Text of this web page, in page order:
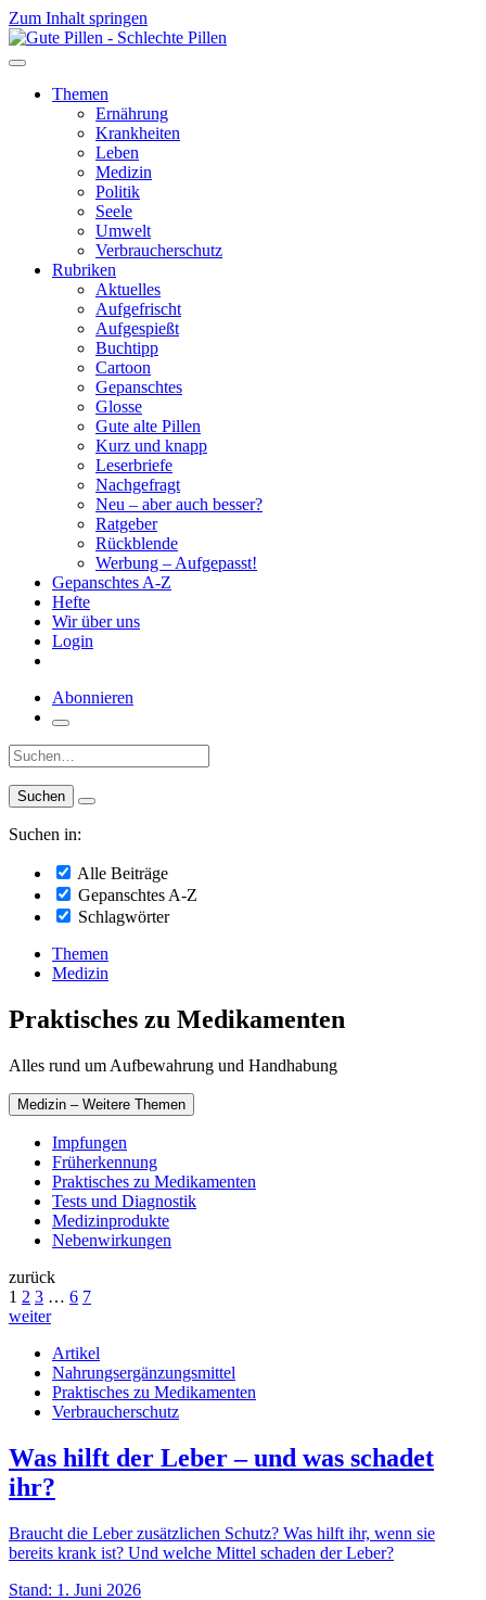
Zum Inhalt springen
Themen
Ernährung
Krankheiten
Leben
Medizin
Politik
Seele
Umwelt
Verbraucherschutz
Rubriken
Aktuelles
Aufgefrischt
Aufgespießt
Buchtipp
Cartoon
Gepanschtes
Glosse
Gute alte Pillen
Kurz und knapp
Leserbriefe
Nachgefragt
Neu – aber auch besser?
Ratgeber
Rückblende
Werbung – Aufgepasst!
Gepanschtes A-Z
Hefte
Wir über uns
Login
Abonnieren
Suche:
Suchen in:
Alle Beiträge
Gepanschtes A-Z
Schlagwörter
Themen
Medizin
Praktisches zu Medikamenten
Alles rund um Aufbewahrung und Handhabung
Medizin – Weitere Themen
Impfungen
Früherkennung
Praktisches zu Medikamenten
Tests und Diagnostik
Medizinprodukte
Nebenwirkungen
zurück
1 2 3 … 6 7
weiter
Artikel
Nahrungsergänzungsmittel
Praktisches zu Medikamenten
Verbraucherschutz
Was hilft der Leber – und was schadet
ihr?
Braucht die Leber zusätzlichen Schutz? Was hilft ihr, wenn sie
bereits krank ist? Und welche Mittel schaden der Leber?
Stand: 1. Juni 2026